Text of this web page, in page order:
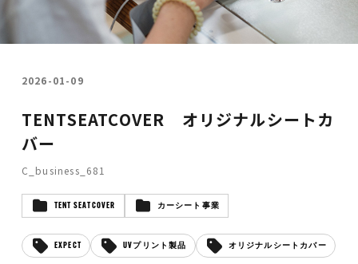
2026-01-09
TENTSEATCOVER オリジナルシートカ
バー
C_business_681
TENT SEATCOVER カーシート事業
EXPECT UVプリント製品 オリジナルシートカバー